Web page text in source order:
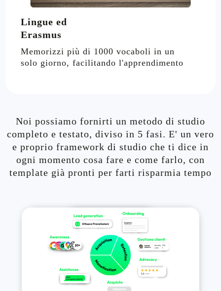
Lingue ed
Erasmus
Memorizzi più di 1000 vocaboli in un
solo giorno, facilitando l'apprendimento
Noi possiamo fornirti un metodo di studio
completo e testato, diviso in 5 fasi. E' un vero
e proprio framework di studio che ti dice in
ogni momento cosa fare e come farlo, con
template già pronti per farti risparmia tempo